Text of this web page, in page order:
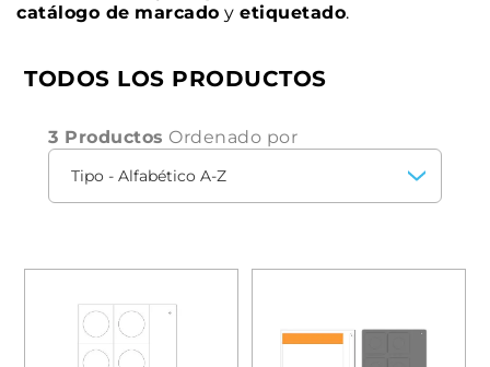
catálogo de marcado y etiquetado.
TODOS LOS PRODUCTOS
3 Productos Ordenado por